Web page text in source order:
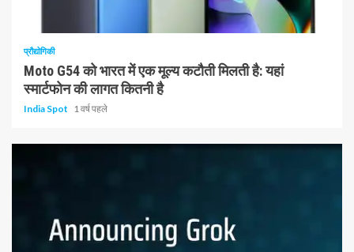
प्रौद्योगिकी
Moto G54 को भारत में एक मूल्य कटौती मिलती है: यहां
स्मार्टफोन की लागत कितनी है
India Spot 1 वर्ष पहले